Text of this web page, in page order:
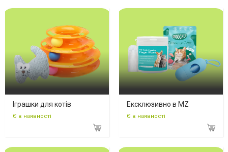
Іграшки для котів
Є в наявності
Ексклюзивно в MZ
Є в наявності